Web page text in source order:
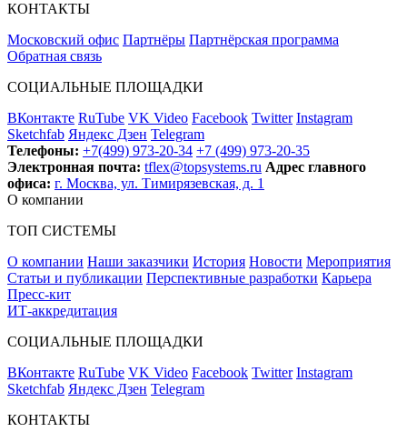
КОНТАКТЫ
Московский офис Партнёры Партнёрская программа
Обратная связь
СОЦИАЛЬНЫЕ ПЛОЩАДКИ
ВКонтакте RuTube VK Video Facebook Twitter Instagram
Sketchfab Яндекс Дзен Telegram
Телефоны: +7(499) 973-20-34 +7 (499) 973-20-35
Электронная почта: tflex@topsystems.ru Адрес главного
офиса: г. Москва, ул. Тимирязевская, д. 1
О компании
ТОП СИСТЕМЫ
О компании Наши заказчики История Новости Мероприятия
Статьи и публикации Перспективные разработки Карьера
Пресс-кит
ИТ-аккредитация
СОЦИАЛЬНЫЕ ПЛОЩАДКИ
ВКонтакте RuTube VK Video Facebook Twitter Instagram
Sketchfab Яндекс Дзен Telegram
КОНТАКТЫ